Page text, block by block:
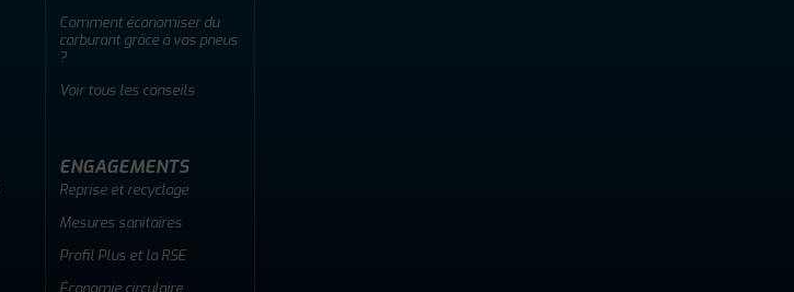
Comment économiser du
carburant grâce à vos pneus
?
Voir tous les conseils
ENGAGEMENTS
Reprise et recyclage
Mesures sanitaires
Profil Plus et la RSE
Économie circulaire